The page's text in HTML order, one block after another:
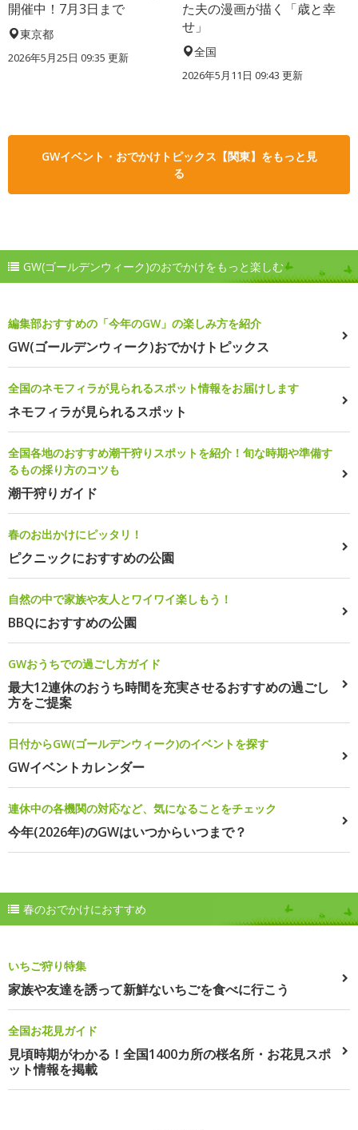
開催中！7月3日まで
東京都
2026年5月25日 09:35 更新
た夫の漫画が描く「歳と幸
せ」
全国
2026年5月11日 09:43 更新
GWイベント・おでかけトピックス【関東】をもっと見
る
GW(ゴールデンウィーク)のおでかけをもっと楽しむ
編集部おすすめの「今年のGW」の楽しみ方を紹介
GW(ゴールデンウィーク)おでかけトピックス
全国のネモフィラが見られるスポット情報をお届けします
ネモフィラが見られるスポット
全国各地のおすすめ潮干狩りスポットを紹介！旬な時期や準備す
るもの採り方のコツも
潮干狩りガイド
春のお出かけにピッタリ！
ピクニックにおすすめの公園
自然の中で家族や友人とワイワイ楽しもう！
BBQにおすすめの公園
GWおうちでの過ごし方ガイド
最大12連休のおうち時間を充実させるおすすめの過ごし
方をご提案
日付からGW(ゴールデンウィーク)のイベントを探す
GWイベントカレンダー
連休中の各機関の対応など、気になることをチェック
今年(2026年)のGWはいつからいつまで？
春のおでかけにおすすめ
いちご狩り特集
家族や友達を誘って新鮮ないちごを食べに行こう
全国お花見ガイド
見頃時期がわかる！全国1400カ所の桜名所・お花見スポ
ット情報を掲載